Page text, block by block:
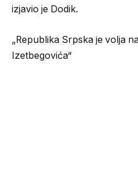
izjavio je Dodik.
„Republika Srpska je volja
Izetbegovića“